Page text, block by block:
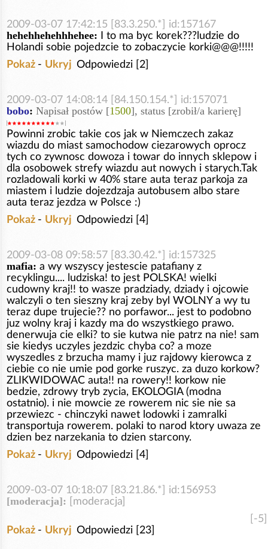
2009-03-07 17:42:15 [83.3.250.*] id:157167
hehehhehehhhehee:
I to ma byc korek???ludzie do
Holandi sobie pojedzcie to zobaczycie korki@@@!!!!!
Pokaż - Ukryj Odpowiedzi [2]
2009-03-07 14:08:14 [84.150.154.*] id:157071
bobo: Napisał postów [1500], status [zrobił/a karierę]
Powinni zrobic takie cos jak w Niemczech zakaz
wiazdu do miast samochodow ciezarowych oprocz
tych co zywnosc dowoza i towar do innych sklepow i
dla osobowek strefy wiazdu aut nowych i starych.Tak
rozladowali korki w 40% stare auta teraz parkoja za
miastem i ludzie dojezdzaja autobusem albo stare
auta teraz jezdza w Polsce :)
Pokaż - Ukryj Odpowiedzi [4]
2009-03-08 09:58:57 [83.30.42.*] id:157325
mafia: a wy wszyscy jestescie patafiany z
recyklingu.... ludziska! to jest POLSKA! wielki
cudowny kraj!! to wasze pradziady, dziady i ojcowie
walczyli o ten sieszny kraj zeby byl WOLNY a wy tu
teraz dupe trujecie?? no porfawor... jest to podobno
juz wolny kraj i kazdy ma do wszystkiego prawo.
denerwuja cie elki? to sie kutwa nie patrz na nie! sam
sie kiedys uczyles jezdzic chyba co? a moze
wyszedles z brzucha mamy i juz rajdowy kierowca z
ciebie co nie umie pod gorke ruszyc. za duzo korkow?
ZLIKWIDOWAC auta!! na rowery!! korkow nie
bedzie, zdrowy tryb zycia, EKOLOGIA (modna
ostatnio). i nie mowcie ze rowerem nic sie nie sa
przewiezc - chinczyki nawet lodowki i zamralki
transportuja rowerem. polaki to narod ktory uwaza ze
dzien bez narzekania to dzien starcony.
Pokaż - Ukryj Odpowiedzi [4]
2009-03-07 10:18:07 [83.21.86.*] id:156953
[moderacja]:
[moderacja]
[-5]
Pokaż - Ukryj Odpowiedzi [23]